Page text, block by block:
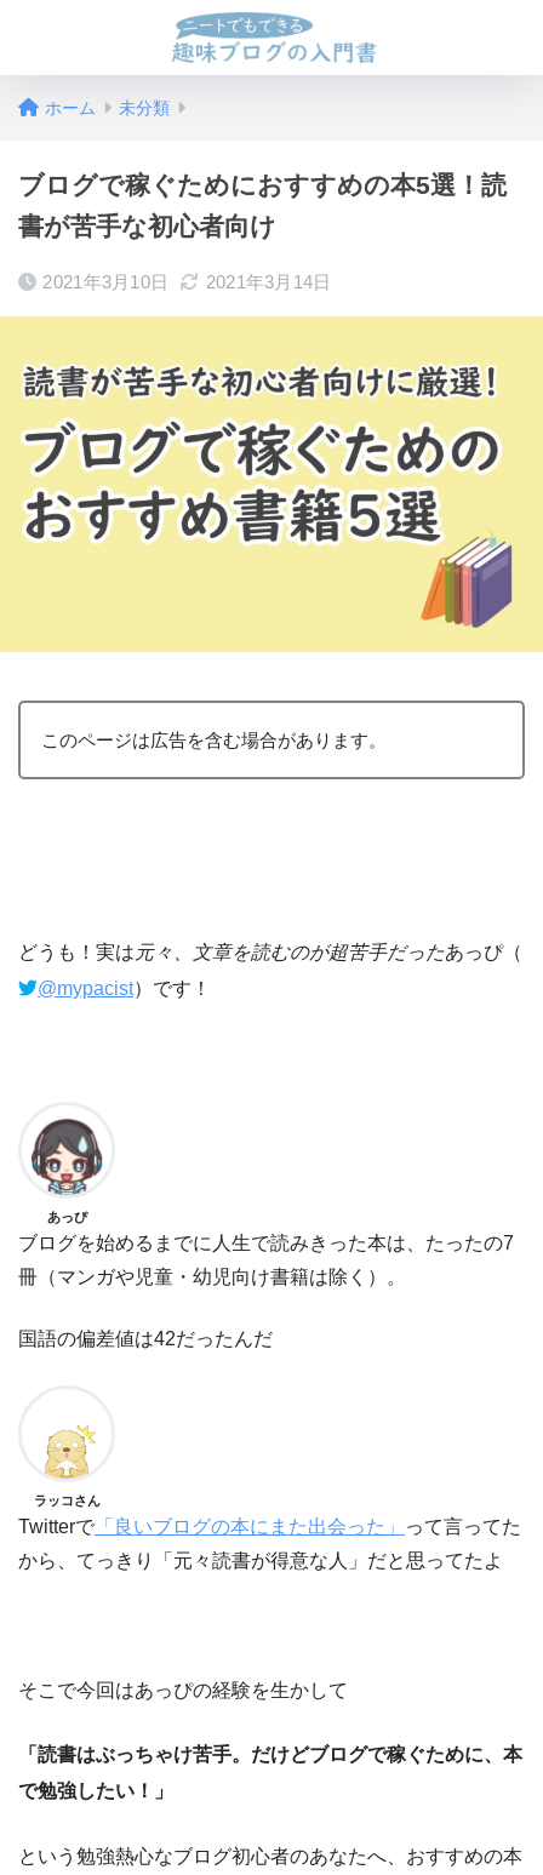
ホーム 未分類
ブログで稼ぐためにおすすめの本5選！読
書が苦手な初心者向け
2021年3月10日 2021年3月14日
このページは広告を含む場合があります。
どうも！実は 元々、文章を読むのが超苦手だったあっぴ（
@mypacist）です！
あっぴ
ブログを始めるまでに人生で読みきった本は、たったの7
冊（マンガや児童・幼児向け書籍は除く）。
国語の偏差値は42だったんだ
ラッコさん
Twitterで 「良いブログの本にまた出会った」
って言ってた
から、てっきり「元々読書が得意な人」だと思ってたよ
そこで今回はあっぴの経験を生かして
「読書はぶっちゃけ苦手。だけどブログで稼ぐために、本
で勉強したい！」
という勉強熱心なブログ初心者のあなたへ、おすすめの本